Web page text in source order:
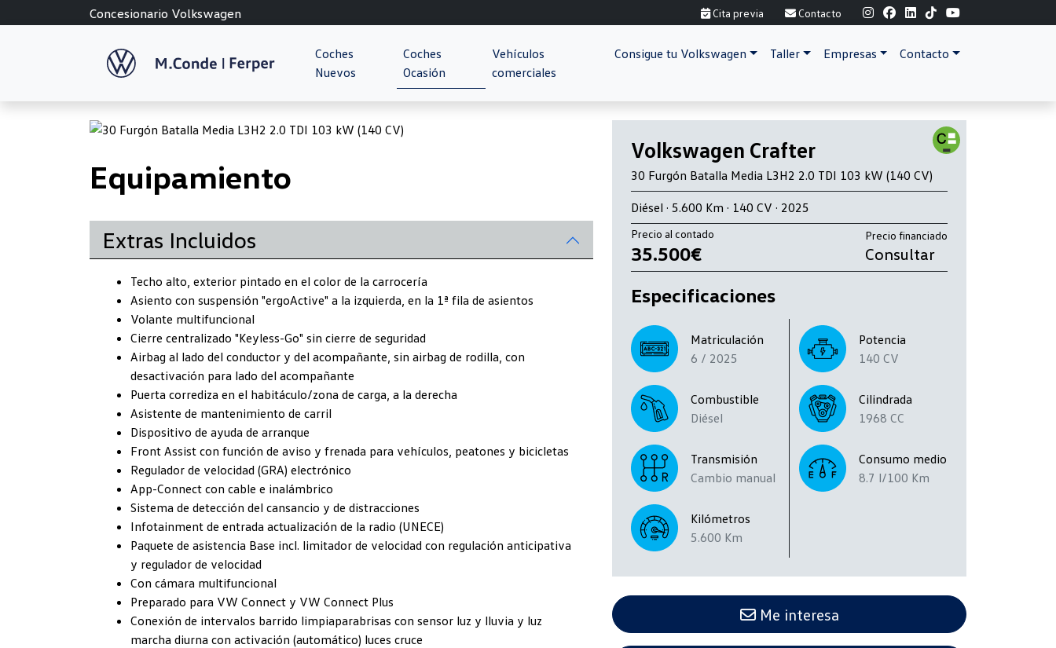
Concesionario Volkswagen Cita previa Contacto
Coches
Nuevos
Coches
Ocasión
Vehículos
comerciales
Consigue tu Volkswagen Taller Empresas Contacto
Previous
Equipamiento
Extras Incluidos
Techo alto, exterior pintado en el color de la carrocería
Asiento con suspensión "ergoActive" a la izquierda, en la 1ª fila de asientos
Volante multifuncional
Cierre centralizado "Keyless-Go" sin cierre de seguridad
Airbag al lado del conductor y del acompañante, sin airbag de rodilla, con
desactivación para lado del acompañante
Puerta corrediza en el habitáculo/zona de carga, a la derecha
Asistente de mantenimiento de carril
Dispositivo de ayuda de arranque
Front Assist con función de aviso y frenada para vehículos, peatones y bicicletas
Regulador de velocidad (GRA) electrónico
App-Connect con cable e inalámbrico
Sistema de detección del cansancio y de distracciones
Infotainment de entrada actualización de la radio (UNECE)
Paquete de asistencia Base incl. limitador de velocidad con regulación anticipativa
y regulador de velocidad
Con cámara multifuncional
Preparado para VW Connect y VW Connect Plus
Conexión de intervalos barrido limpiaparabrisas con sensor luz y lluvia y luz
marcha diurna con activación (automático) luces cruce
Volkswagen Crafter
30 Furgón Batalla Media L3H2 2.0 TDI 103 kW (140 CV)
Diésel · 5.600 Km · 140 CV · 2025
Precio al contado
35.500€
Precio financiado
Consultar
Especificaciones
Matriculación
6 / 2025
Combustible
Diésel
Transmisión
Cambio manual
Kilómetros
5.600 Km
Potencia
140 CV
Cilindrada
1968 CC
Consumo medio
8.7 l/100 Km
Me interesa